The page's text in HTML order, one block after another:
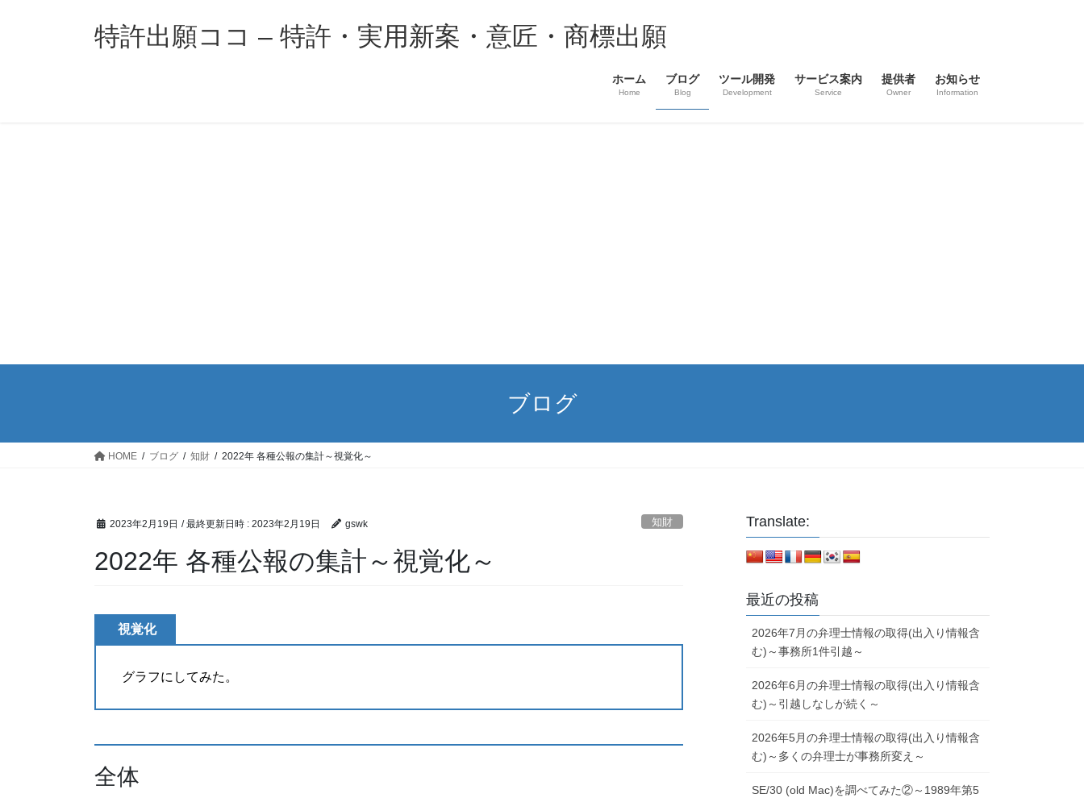
特許出願ココ – 特許・実用新案・意匠・商標出願
ホーム
Home
ブログ
Blog
ツール開発
Development
サービス案内
Service
提供者
Owner
お知らせ
Information
ブログ
HOME ブログ 知財 2022年 各種公報の集計～視覚化～
2023年2月19日 / 最終更新日時 : 2023年2月19日 gswk 知財
2022年 各種公報の集計～視覚化～
視覚化
グラフにしてみた。
全体
Translate:
最近の投稿
2026年7月の弁理士情報の取得(出入り情報含
む)～事務所1件引越～
2026年6月の弁理士情報の取得(出入り情報含
む)～引越しなしが続く～
2026年5月の弁理士情報の取得(出入り情報含
む)～多くの弁理士が事務所変え～
SE/30 (old Mac)を調べてみた②～1989年第5